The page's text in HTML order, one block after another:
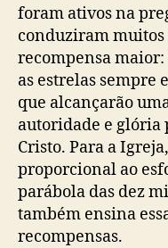
foram ativos na
conduziram muitos
recompensa
as estrelas sempre
que alcançarão
autoridade e glória
Cristo. Para a
proporcional ao
parábola das dez
também ensina
recompensas.